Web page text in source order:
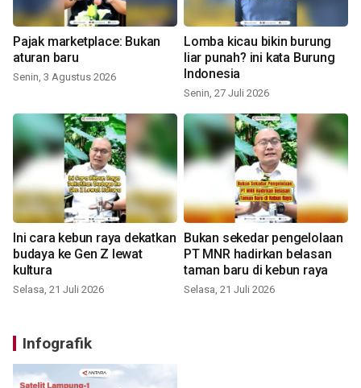
Pajak marketplace: Bukan
aturan baru
Senin, 3 Agustus 2026
Lomba kicau bikin burung
liar punah? ini kata Burung
Indonesia
Senin, 27 Juli 2026
Ini cara kebun raya dekatkan
budaya ke Gen Z lewat
kultura
Selasa, 21 Juli 2026
Bukan sekedar pengelolaan
PT MNR hadirkan belasan
taman baru di kebun raya
Selasa, 21 Juli 2026
Infografik